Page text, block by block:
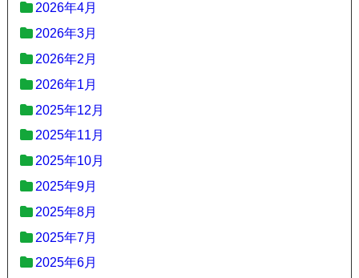
2026年4月
2026年3月
2026年2月
2026年1月
2025年12月
2025年11月
2025年10月
2025年9月
2025年8月
2025年7月
2025年6月